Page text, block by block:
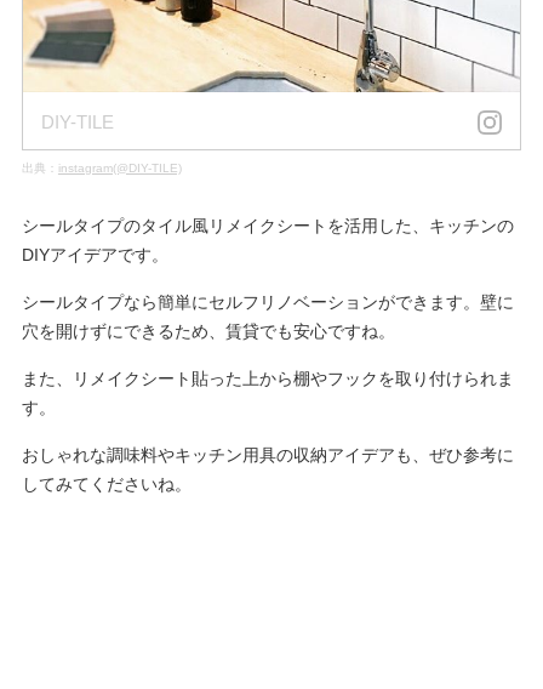
DIY-TILE
出典： instagram(@DIY-TILE)
シールタイプのタイル風リメイクシートを活用した、キッチンの
DIYアイデアです。
シールタイプなら簡単にセルフリノベーションができます。壁に
穴を開けずにできるため、賃貸でも安心ですね。
また、リメイクシート貼った上から棚やフックを取り付けられま
す。
おしゃれな調味料やキッチン用具の収納アイデアも、ぜひ参考に
してみてくださいね。